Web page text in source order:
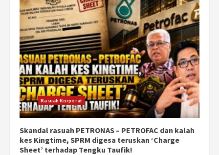
Rasuah Korporat
Skandal rasuah PETRONAS – PETROFAC dan kalah
kes Kingtime, SPRM digesa teruskan ‘Charge
Sheet’ terhadap Tengku Taufik!